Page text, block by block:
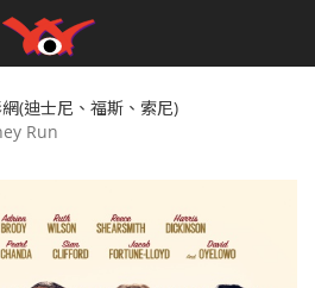
(迪士尼、福斯、索尼)
Run